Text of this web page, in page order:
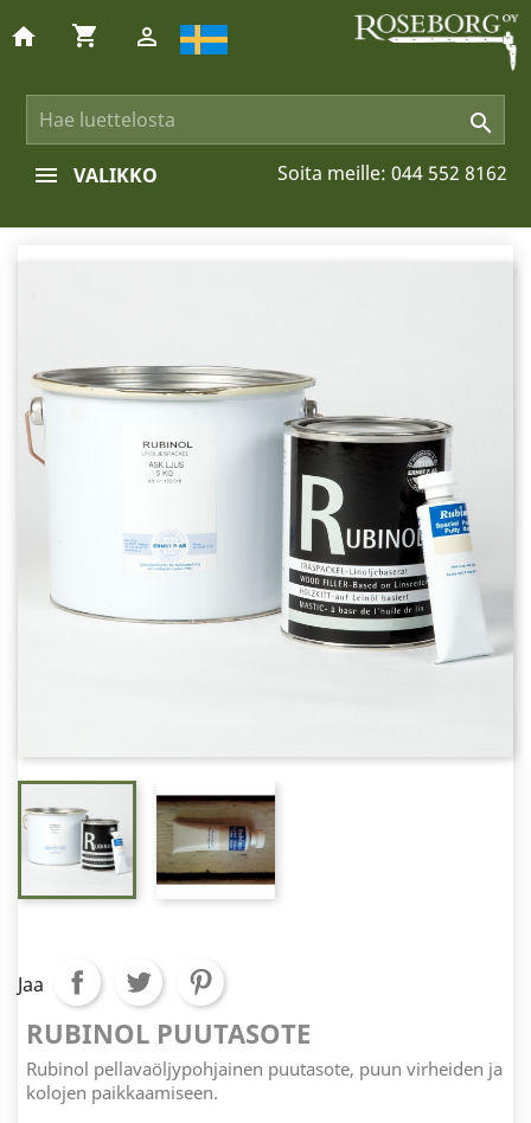

home shopping_cart 
Soita meille: 044 552 8162
VALIKKO
Jaa
RUBINOL PUUTASOTE
Rubinol pellavaöljypohjainen puutasote, puun virheiden ja
kolojen paikkaamiseen.